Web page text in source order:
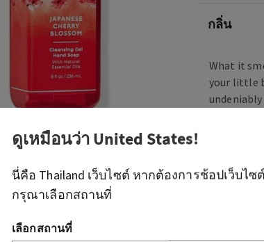
กลิ่น
What it
your little
What it
ภาพรวม
ดูเหมือนว่าUnited States!
นี่คือ Thailand เว็บไซต์ หากต้องการช้อปเว็บไ
กรุณาเลือกสถานที่
เลือกสถานที่